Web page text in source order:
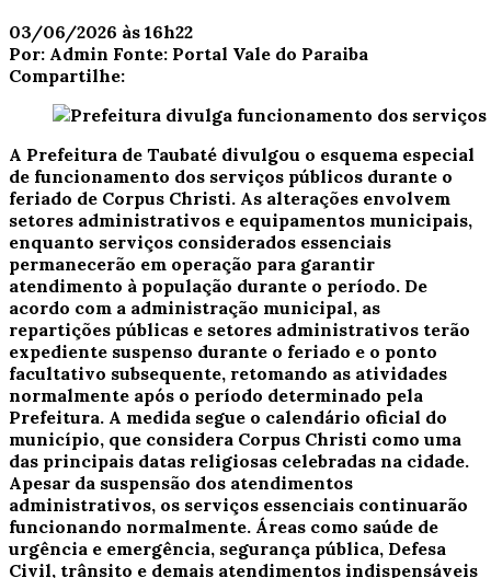
03/06/2026 às 16h22
Por: Admin Fonte: Portal Vale do Paraiba
Compartilhe:
A Prefeitura de Taubaté divulgou o esquema especial
de funcionamento dos serviços públicos durante o
feriado de Corpus Christi. As alterações envolvem
setores administrativos e equipamentos municipais,
enquanto serviços considerados essenciais
permanecerão em operação para garantir
atendimento à população durante o período. De
acordo com a administração municipal, as
repartições públicas e setores administrativos terão
expediente suspenso durante o feriado e o ponto
facultativo subsequente, retomando as atividades
normalmente após o período determinado pela
Prefeitura. A medida segue o calendário oficial do
município, que considera Corpus Christi como uma
das principais datas religiosas celebradas na cidade.
Apesar da suspensão dos atendimentos
administrativos, os serviços essenciais continuarão
funcionando normalmente. Áreas como saúde de
urgência e emergência, segurança pública, Defesa
Civil, trânsito e demais atendimentos indispensáveis